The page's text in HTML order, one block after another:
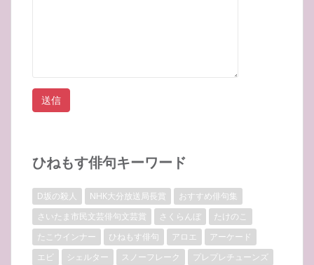
ひねもす俳句キーワード
D坂の殺人 NHK大分放送局長賞
おすすめ俳句集
さいたま市民文芸俳句文芸賞
さくらんぼ
たけのこ
たこウインナー
ひねもす俳句 アロエ
アーケード
エビ
シェルター スノーフレーク
プレプレチューンズ